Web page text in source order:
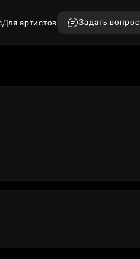
Для артистов Задать вопрос